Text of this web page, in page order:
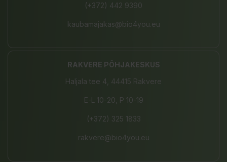
(+372) 442 9390
kaubamajakas@bio4you.eu
RAKVERE PÕHJAKESKUS
Haljala tee 4, 44415 Rakvere
E-L 10-20, P 10-19
(+372) 325 1833
rakvere@bio4you.eu